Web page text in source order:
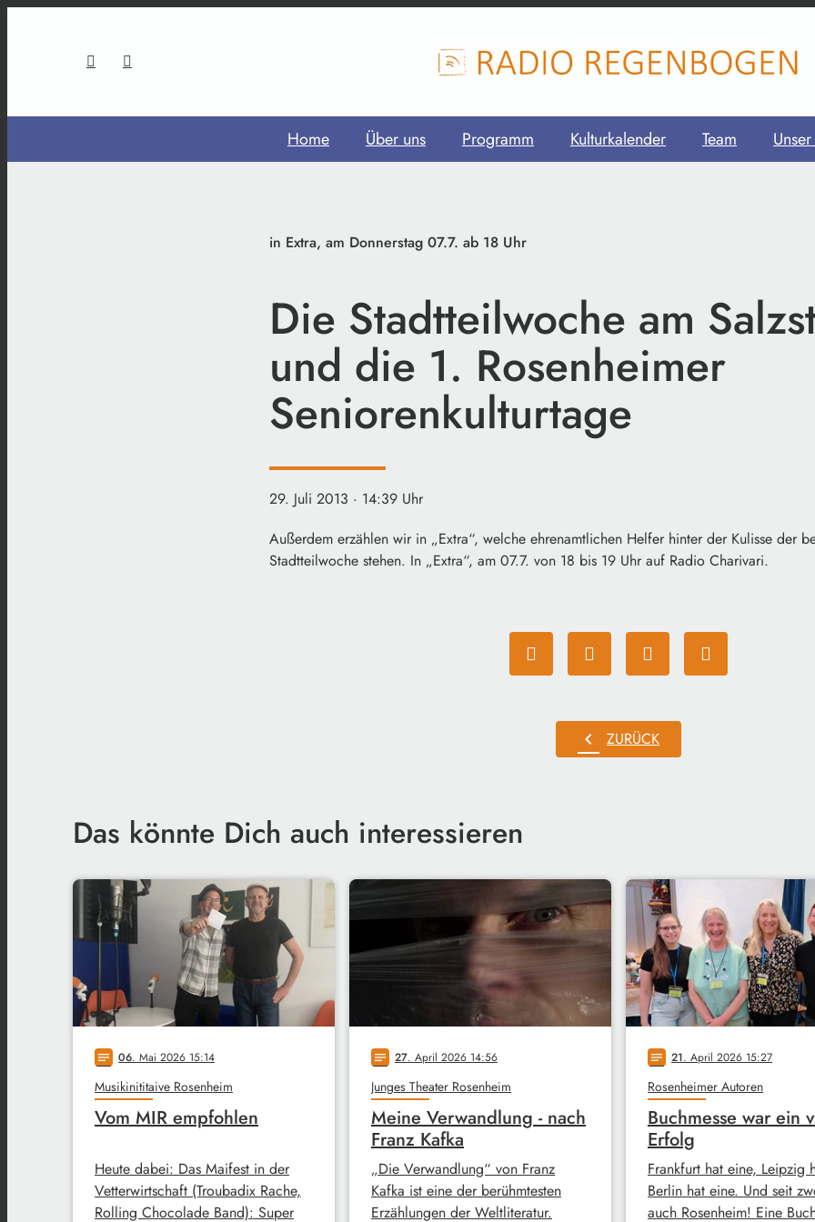
Home Über uns Programm Kulturkalender Team
in Extra, am Donnerstag 07.7. ab 18 Uhr
Die Stadtteilwoche am
und die 1. Rosenheimer
Seniorenkulturtage
29. Juli 2013 · 14:39 Uhr
Außerdem erzählen wir in „Extra“, welche ehrenamtlichen Helfer hinter der Kulisse der
Stadtteilwoche stehen. In „Extra“, am 07.7. von 18 bis 19 Uhr auf Radio Charivari.
chevron_left ZURÜCK
Das könnte Dich auch interessieren
notes 06. Mai 2026 15:14
Musikinititaive Rosenheim
Vom MIR empfohlen
Heute dabei: Das Maifest in der
Vetterwirtschaft (Troubadix Rache,
Rolling Chocolade Band): Super
notes 27. April 2026 14:56
Junges Theater Rosenheim
Meine Verwandlung - nach
Franz Kafka
„Die Verwandlung“ von Franz
Kafka ist eine der berühmtesten
Erzählungen der Weltliteratur.
notes 21. April 2026 15:27
Rosenheimer Autoren
Buchmesse war ein
Erfolg
Frankfurt hat eine, Leipzig
Berlin hat eine. Und seit
auch Rosenheim! Eine